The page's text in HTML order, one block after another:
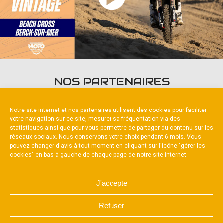
Notre site internet et nos partenaires utilisent des cookies pour faciliter
votre navigation sur ce site, mesurer sa fréquentation via des
statistiques ainsi que pour vous permettre de partager du contenu sur les
réseaux sociaux. Nous conservons votre choix pendant 6 mois. Vous
pouvez changer d'avis à tout moment en cliquant sur l'icône "gérer les
cookies" en bas à gauche de chaque page de notre site internet.
J'accepte
Refuser
NOS PARTENAIRES
Partenaire constructeur
NOUS CONTACTER
MENTIONS LÉGALES